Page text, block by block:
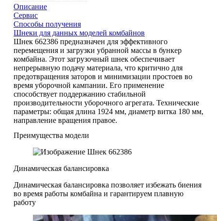
Описание
Сервис
Способы получения
Шнеки для данных моделей комбайнов
Шнек 662386 предназначен для эффективного
перемещения и загрузки убранной массы в бункер
комбайна. Этот загрузочный шнек обеспечивает
непрерывную подачу материала, что критично для
предотвращения заторов и минимизации простоев во
время уборочной кампании. Его применение
способствует поддержанию стабильной
производительности уборочного агрегата. Технические
параметры: общая длина 1924 мм, диаметр витка 180 мм,
направление вращения правое.
Преимущества модели
Динамическая балансировка
Динамическая балансировка позволяет избежать биения
во время работы комбайна и гарантируем плавную
работу